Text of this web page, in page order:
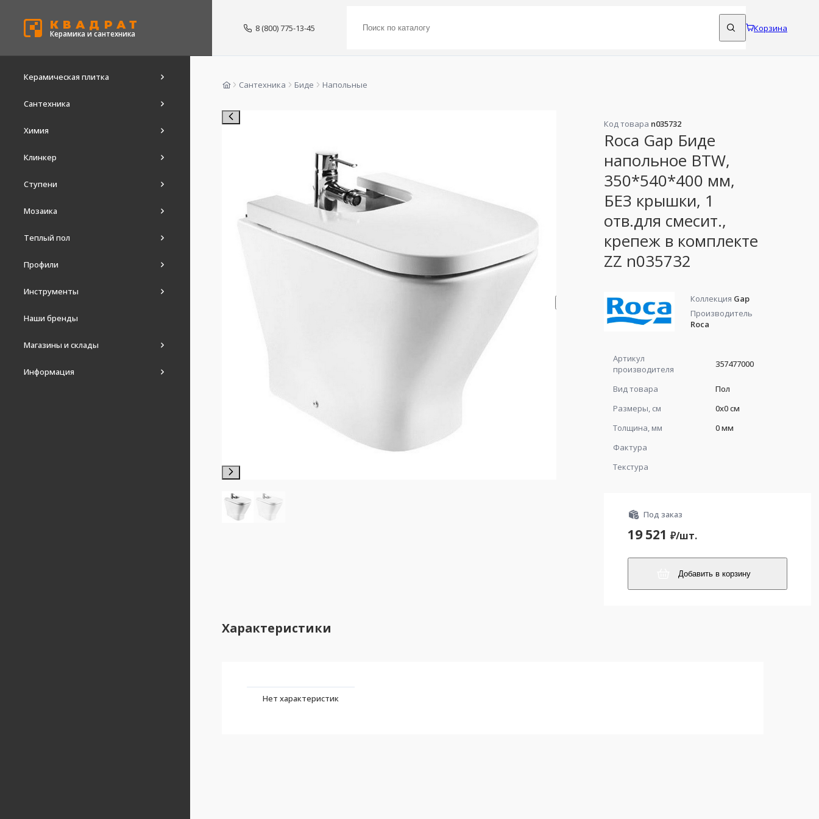
КВАДРАТ
Керамика и сантехника
8 (800) 775-13-45 Корзина
Керамическая плитка
Сантехника
Химия
Клинкер
Ступени
Мозаика
Теплый пол
Профили
Инструменты
Наши бренды
Магазины и склады
Информация
Сантехника Биде Напольные
Код товара n035732
Roca Gap Биде
напольное BTW,
350*540*400 мм,
БЕЗ крышки, 1
отв.для смесит.,
крепеж в комплекте
ZZ n035732
Коллекция Gap
Производитель
Roca
Артикул
производителя
357477000
Вид товара
Пол
Размеры, см
0x0 см
Толщина, мм
0 мм
Фактура
Текстура
Под заказ
19 521 ₽/шт.
Добавить в корзину
Характеристики
Нет характеристик